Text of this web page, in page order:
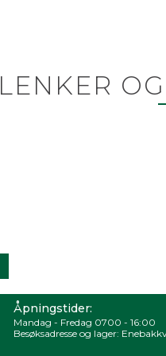
LENKER
Åpningstider:
Mandag - Fredag 0700 - 16:00
Besøksadresse og lager: